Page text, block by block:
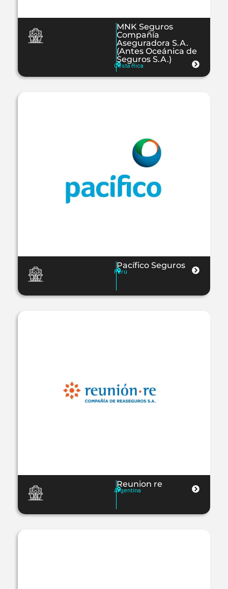
MNK Seguros
Compañía
Aseguradora S.A.
(Antes Oceánica de
Seguros S.A.)
Costa Rica
Pacífico Seguros
Perú
Reunion re
Argentina